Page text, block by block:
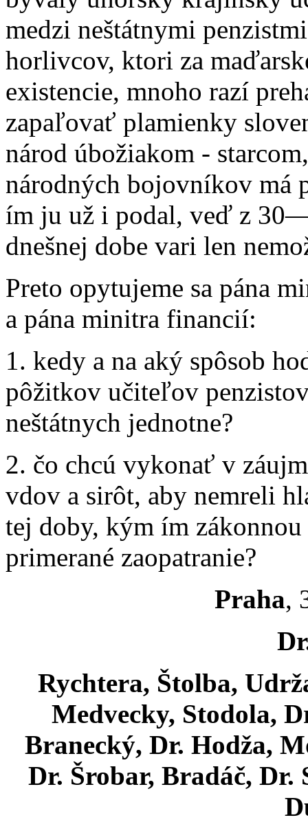
medzi neštátnymi
horlivcov, ktori za
existencie, mnoho razí
zapaľovať plamienky
národ úbožiakom -
národných bojovníkov má
ím ju už i podal, veď z
dnešnej dobe vari len
Preto opytujeme sa pána
a pána minitra financií:
1. kedy a na aký spôsob
pôžitkov učiteľov
neštátnych jednotne?
2. čo chcú vykonať v
vdov a sirôt, aby nemreli
tej doby, kým ím zákonnou
primerané zaopatranie?
Praha,
Rychtera, Štolba,
Medvecky, Stodola,
Branecký, Dr. Hodža,
Dr. Šrobar, Bradáč,